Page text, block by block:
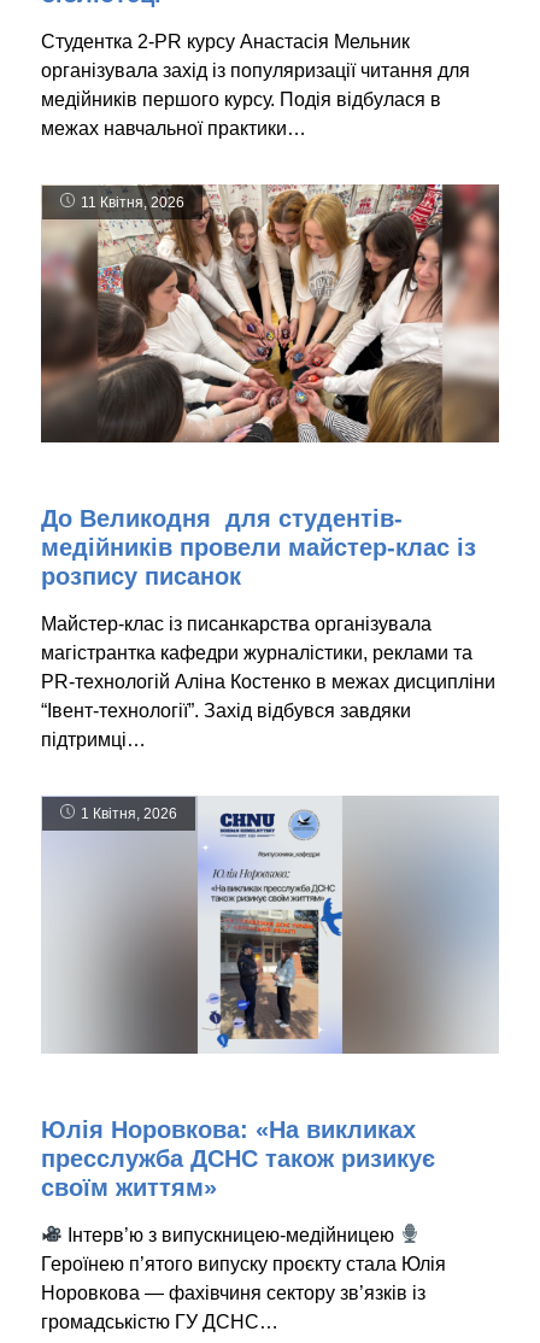
Студентка 2-PR курсу Анастасія Мельник
організувала захід із популяризації читання для
медійників першого курсу. Подія відбулася в
межах навчальної практики…
11 Квітня, 2026
До Великодня для студентів-
медійників провели майстер-клас із
розпису писанок
Майстер-клас із писанкарства організувала
магістрантка кафедри журналістики, реклами та
PR-технологій Аліна Костенко в межах дисципліни
“Івент-технології”. Захід відбувся завдяки
підтримці…
1 Квітня, 2026
Юлія Норовкова: «На викликах
пресслужба ДСНС також ризикує
своїм життям»
Інтерв’ю з випускницею-медійницею
Героїнею п’ятого випуску проєкту стала Юлія
Норовкова — фахівчиня сектору зв’язків із
громадськістю ГУ ДСНС…